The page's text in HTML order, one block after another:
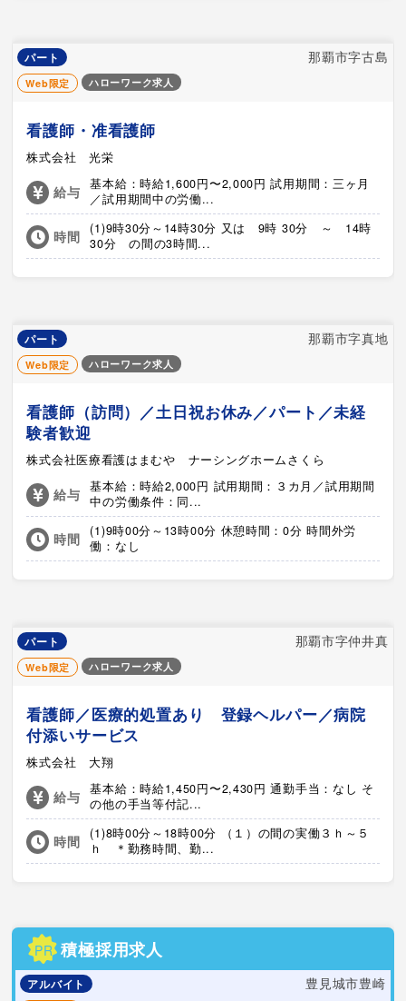
パート 那覇市字古島
Web限定 ハローワーク求人
看護師・准看護師
株式会社 光栄
給与
基本給：時給1,600円〜2,000円 試用期間：三ヶ月
／試用期間中の労働...
時間
(1)9時30分～14時30分 又は 9時 30分 ～ 14時
30分 の間の3時間...
パート 那覇市字真地
Web限定 ハローワーク求人
看護師（訪問）／土日祝お休み／パート／未経
験者歓迎
株式会社医療看護はまむや ナーシングホームさくら
給与
基本給：時給2,000円 試用期間：３カ月／試用期間
中の労働条件：同...
時間
(1)9時00分～13時00分 休憩時間：0分 時間外労
働：なし
パート 那覇市字仲井真
Web限定 ハローワーク求人
看護師／医療的処置あり 登録ヘルパー／病院
付添いサービス
株式会社 大翔
給与
基本給：時給1,450円〜2,430円 通勤手当：なし そ
の他の手当等付記...
時間
(1)8時00分～18時00分 （１）の間の実働３ｈ～５
ｈ ＊勤務時間、勤...
PR 積極採用求人
アルバイト 豊見城市豊崎